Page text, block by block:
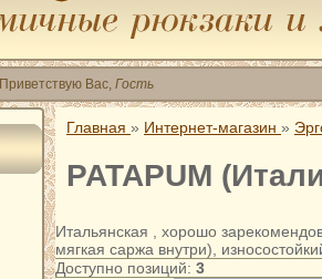
Приветствую Вас, Гость
Главная » Интернет-магазин »
PATAPUM
Итальянская , хорошо
мягкая саржа внутри),
Доступно позиций: 3